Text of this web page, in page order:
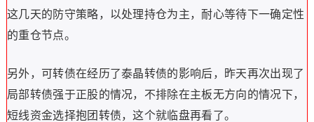
这几天的防守策略，以处理持仓为主，耐心等待下一确定性
的重仓节点。
另外，可转债在经历了泰晶转债的影响后，昨天再次出现了
局部转债强于正股的情况，不排除在主板无方向的情况下，
短线资金选择抱团转债，这个就临盘再看了。